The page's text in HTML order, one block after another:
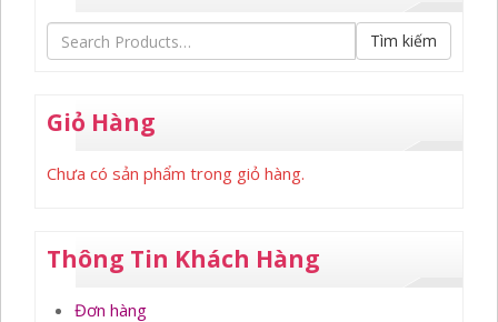
Tìm kiếm
Giỏ Hàng
Chưa có sản phẩm trong giỏ hàng.
Thông Tin Khách Hàng
Đơn hàng